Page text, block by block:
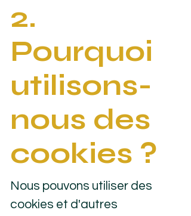
2.
Pourquoi
utilisons-
nous des
cookies ?
Nous pouvons utiliser des
cookies et d'autres